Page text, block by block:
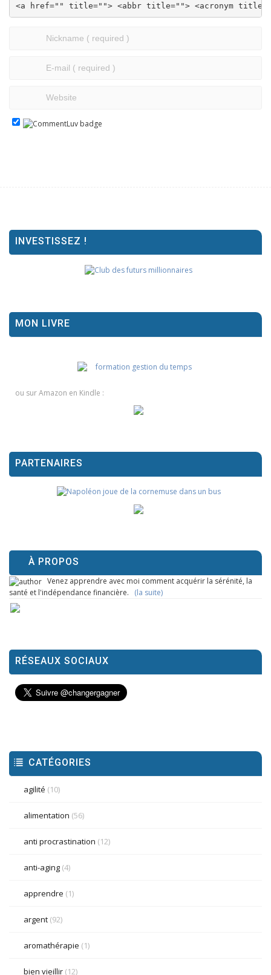
<a href="" title=""> <abbr title=""> <acronym
INVESTISSEZ !
MON LIVRE
ou sur Amazon en Kindle :
PARTENAIRES
À PROPOS
Venez apprendre avec moi comment acquérir la sérénité, la
santé et l'indépendance financière. (la suite)
RÉSEAUX SOCIAUX
CATÉGORIES
agilité (10)
alimentation (56)
anti procrastination (12)
anti-aging (4)
apprendre (1)
argent (92)
aromathérapie (1)
bien vieillir (12)